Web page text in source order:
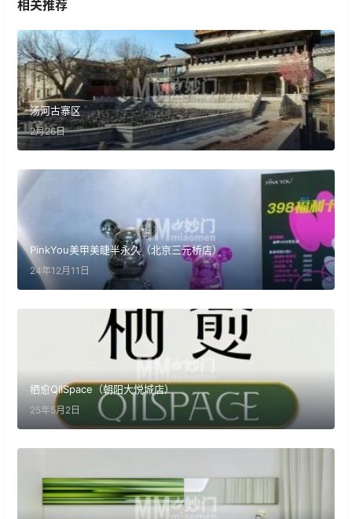
相关推荐
汤河古寨区
2月26日
PinkYou美甲美睫半永久（北京三元桥店）
24年12月11日
栖愈QIISpace（朝阳大悦城店）
25年5月2日